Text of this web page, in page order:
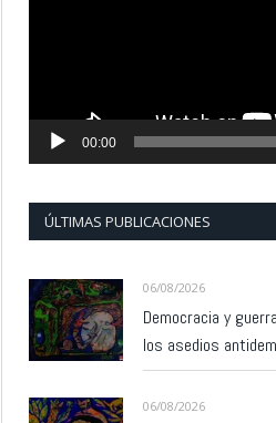
00:00
ÚLTIMAS PUBLICACIONES
06/08/2026
Democracia y
los asedios
06/08/2026